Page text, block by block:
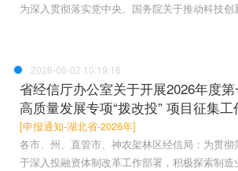
为深入贯彻落实党中央、国务院关于推动科技
2026-06-02 10:19:16
省经信厅办公室关于开展2026年度
高质量发展专项“拨改投” 项目征集
[申报通知-湖北省-2026年]
各市、州、直管市、神农架林区经信局：为贯
于深入投融资体制改革工作部署，积极探索制